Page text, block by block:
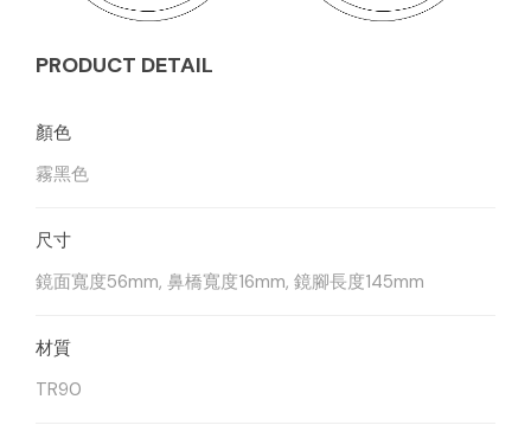
PRODUCT DETAIL
霧黑色
鏡面寬度56mm, 鼻橋寬度16mm, 鏡腳長度145mm
TR90